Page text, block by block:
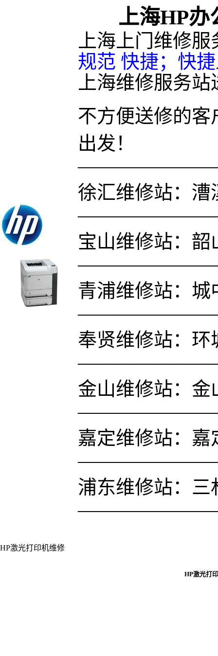
上海HP办
上海上门维修
规范 快捷；快
上海维修服务
不方便送修的
出发！
徐汇维修站：漕
宝山维修站：韶
青浦维修站：城
奉贤维修站：环
金山维修站：金
嘉定维修站：嘉
浦东维修站：三
HP激光打印机维修
HP激光打